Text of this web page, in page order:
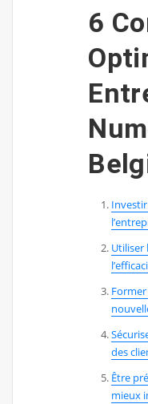
6
Utiliser
des
Être
mieux